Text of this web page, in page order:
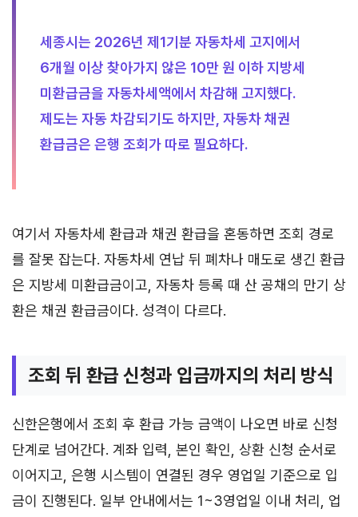
세종시는 2026년 제1기분 자동차세 고지에서
6개월 이상 찾아가지 않은 10만 원 이하 지방세
미환급금을 자동차세액에서 차감해 고지했다.
제도는 자동 차감되기도 하지만, 자동차 채권
환급금은 은행 조회가 따로 필요하다.
여기서 자동차세 환급과 채권 환급을 혼동하면 조회 경로
를 잘못 잡는다. 자동차세 연납 뒤 폐차나 매도로 생긴 환급
은 지방세 미환급금이고, 자동차 등록 때 산 공채의 만기 상
환은 채권 환급금이다. 성격이 다르다.
조회 뒤 환급 신청과 입금까지의 처리 방식
신한은행에서 조회 후 환급 가능 금액이 나오면 바로 신청
단계로 넘어간다. 계좌 입력, 본인 확인, 상환 신청 순서로
이어지고, 은행 시스템이 연결된 경우 영업일 기준으로 입
금이 진행된다. 일부 안내에서는 1~3영업일 이내 처리, 업